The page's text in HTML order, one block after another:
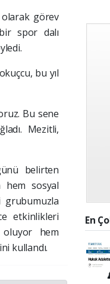
olarak görev
spor dalı
bu yıl
Bu sene
Mezitli,
belirten
hem sosyal
grubumuzla
etkinlikleri
hem
kullandı.
En